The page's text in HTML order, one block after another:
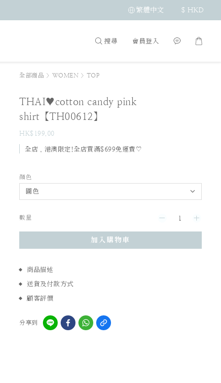
繁體中文 $ HKD
搜尋 會員登入
全部商品 > WOMEN > TOP
THAI♥cotton candy pink
shirt【TH00612】
HK$199.00
全店，港澳限定!全店買滿$699免運費♡
顏色
數量
加入購物車
商品描述
送貨及付款方式
顧客評價
分享到